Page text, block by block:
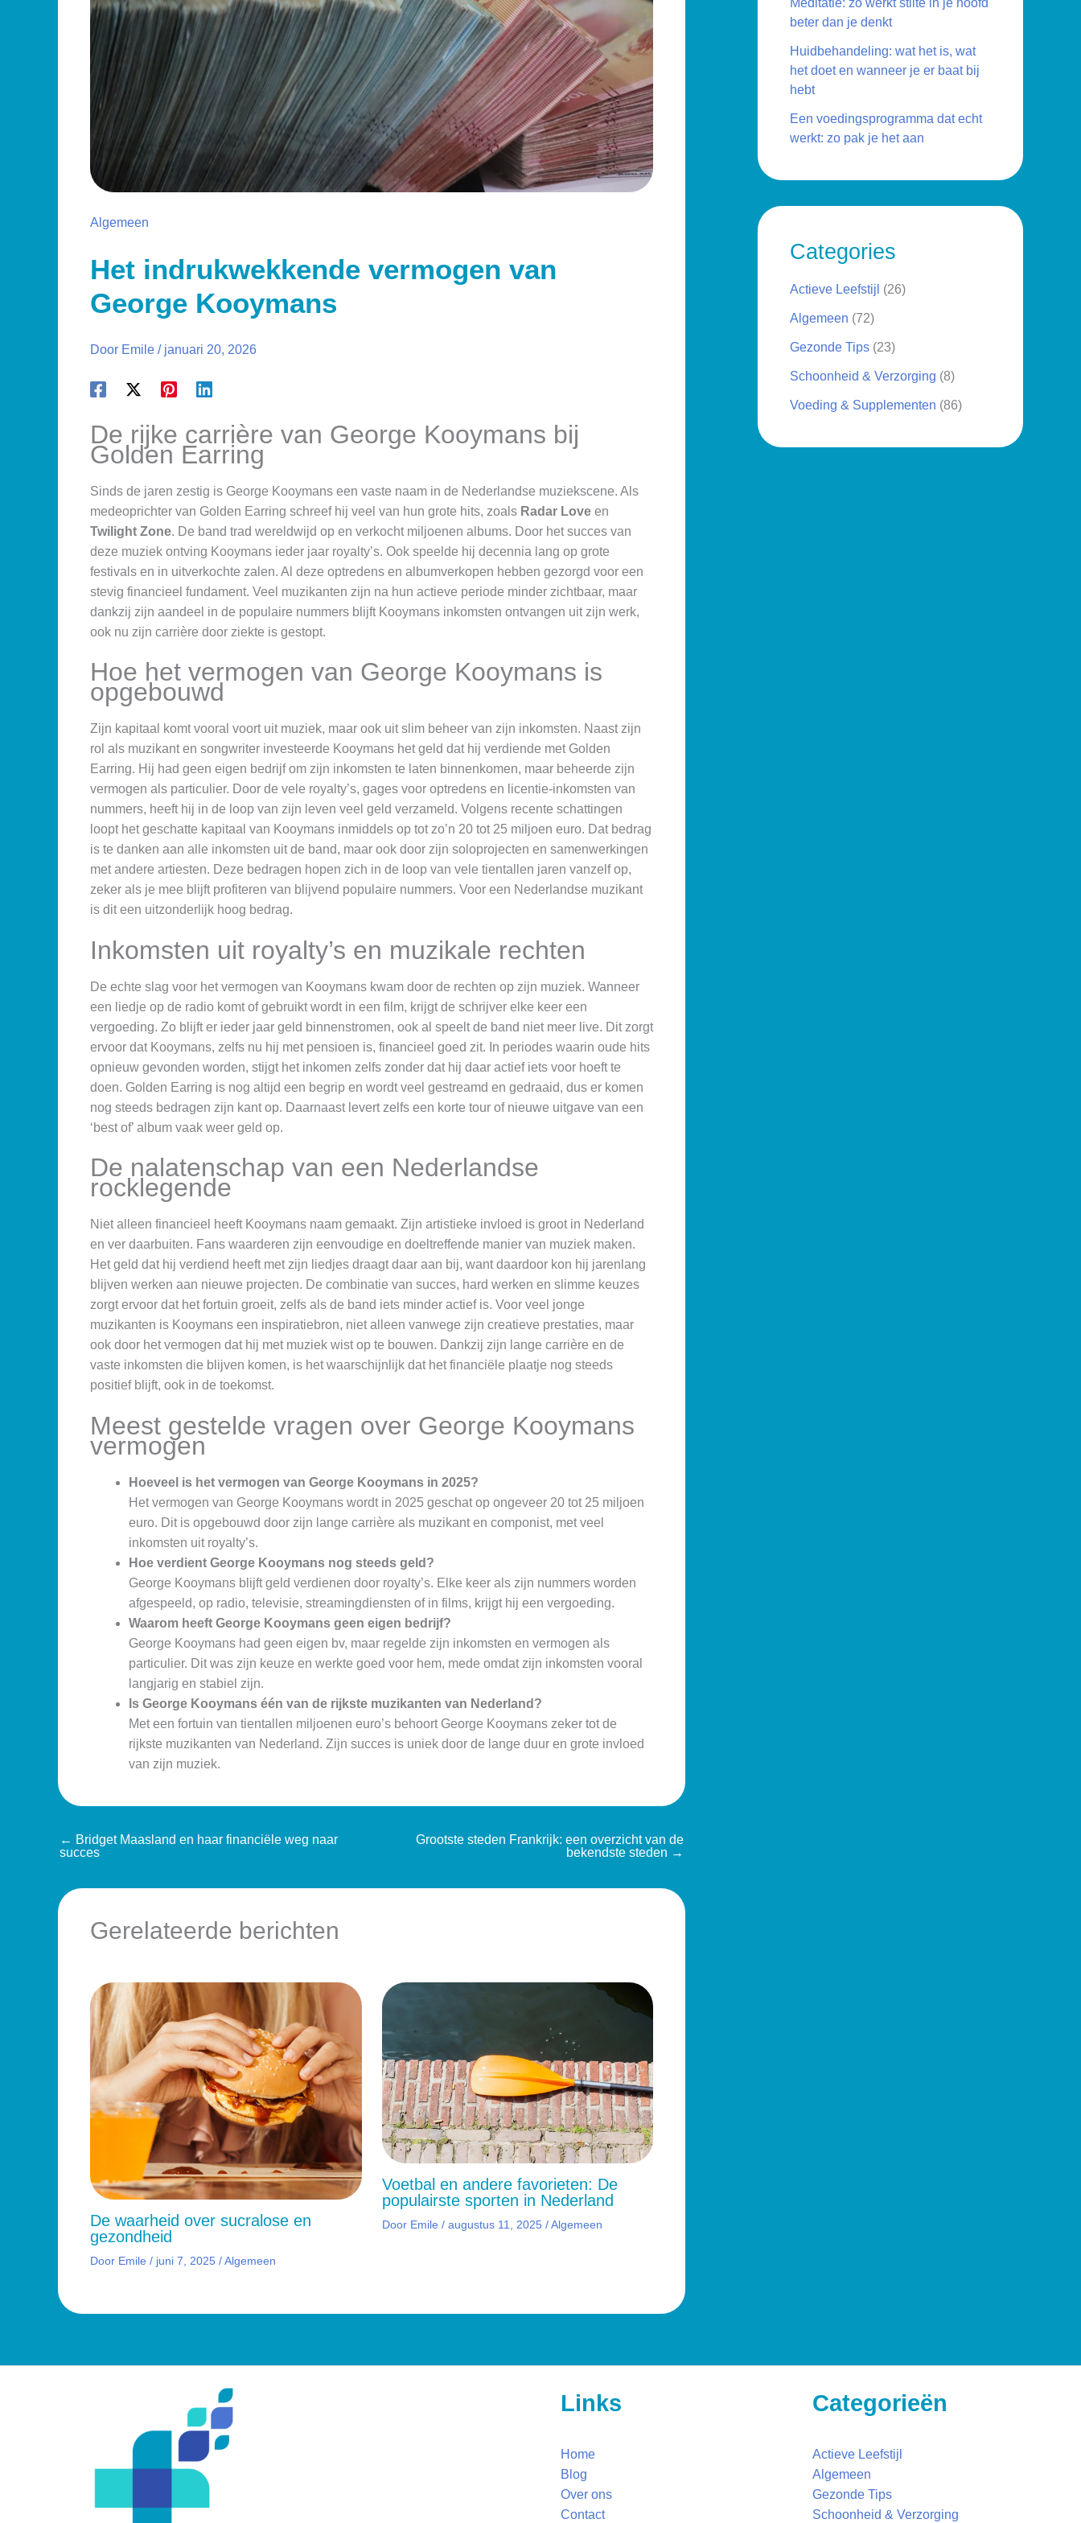
Algemeen
Het indrukwekkende vermogen van
George Kooymans
Door Emile / januari 20, 2026
De rijke carrière van George Kooymans bij
Golden Earring
Sinds de jaren zestig is George Kooymans een vaste naam in de Nederlandse muziekscene. Als
medeoprichter van Golden Earring schreef hij veel van hun grote hits, zoals Radar Love en
Twilight Zone. De band trad wereldwijd op en verkocht miljoenen albums. Door het succes van
deze muziek ontving Kooymans ieder jaar royalty’s. Ook speelde hij decennia lang op grote
festivals en in uitverkochte zalen. Al deze optredens en albumverkopen hebben gezorgd voor een
stevig financieel fundament. Veel muzikanten zijn na hun actieve periode minder zichtbaar, maar
dankzij zijn aandeel in de populaire nummers blijft Kooymans inkomsten ontvangen uit zijn werk,
ook nu zijn carrière door ziekte is gestopt.
Hoe het vermogen van George Kooymans is
opgebouwd
Zijn kapitaal komt vooral voort uit muziek, maar ook uit slim beheer van zijn inkomsten. Naast zijn
rol als muzikant en songwriter investeerde Kooymans het geld dat hij verdiende met Golden
Earring. Hij had geen eigen bedrijf om zijn inkomsten te laten binnenkomen, maar beheerde zijn
vermogen als particulier. Door de vele royalty’s, gages voor optredens en licentie-inkomsten van
nummers, heeft hij in de loop van zijn leven veel geld verzameld. Volgens recente schattingen
loopt het geschatte kapitaal van Kooymans inmiddels op tot zo’n 20 tot 25 miljoen euro. Dat bedrag
is te danken aan alle inkomsten uit de band, maar ook door zijn soloprojecten en samenwerkingen
met andere artiesten. Deze bedragen hopen zich in de loop van vele tientallen jaren vanzelf op,
zeker als je mee blijft profiteren van blijvend populaire nummers. Voor een Nederlandse muzikant
is dit een uitzonderlijk hoog bedrag.
Inkomsten uit royalty’s en muzikale rechten
De echte slag voor het vermogen van Kooymans kwam door de rechten op zijn muziek. Wanneer
een liedje op de radio komt of gebruikt wordt in een film, krijgt de schrijver elke keer een
vergoeding. Zo blijft er ieder jaar geld binnenstromen, ook al speelt de band niet meer live. Dit zorgt
ervoor dat Kooymans, zelfs nu hij met pensioen is, financieel goed zit. In periodes waarin oude hits
opnieuw gevonden worden, stijgt het inkomen zelfs zonder dat hij daar actief iets voor hoeft te
doen. Golden Earring is nog altijd een begrip en wordt veel gestreamd en gedraaid, dus er komen
nog steeds bedragen zijn kant op. Daarnaast levert zelfs een korte tour of nieuwe uitgave van een
‘best of’ album vaak weer geld op.
De nalatenschap van een Nederlandse
rocklegende
Niet alleen financieel heeft Kooymans naam gemaakt. Zijn artistieke invloed is groot in Nederland
en ver daarbuiten. Fans waarderen zijn eenvoudige en doeltreffende manier van muziek maken.
Het geld dat hij verdiend heeft met zijn liedjes draagt daar aan bij, want daardoor kon hij jarenlang
blijven werken aan nieuwe projecten. De combinatie van succes, hard werken en slimme keuzes
zorgt ervoor dat het fortuin groeit, zelfs als de band iets minder actief is. Voor veel jonge
muzikanten is Kooymans een inspiratiebron, niet alleen vanwege zijn creatieve prestaties, maar
ook door het vermogen dat hij met muziek wist op te bouwen. Dankzij zijn lange carrière en de
vaste inkomsten die blijven komen, is het waarschijnlijk dat het financiële plaatje nog steeds
positief blijft, ook in de toekomst.
Meest gestelde vragen over George Kooymans
vermogen
Hoeveel is het vermogen van George Kooymans in 2025?
Het vermogen van George Kooymans wordt in 2025 geschat op ongeveer 20 tot 25 miljoen
euro. Dit is opgebouwd door zijn lange carrière als muzikant en componist, met veel
inkomsten uit royalty’s.
Hoe verdient George Kooymans nog steeds geld?
George Kooymans blijft geld verdienen door royalty’s. Elke keer als zijn nummers worden
afgespeeld, op radio, televisie, streamingdiensten of in films, krijgt hij een vergoeding.
Waarom heeft George Kooymans geen eigen bedrijf?
George Kooymans had geen eigen bv, maar regelde zijn inkomsten en vermogen als
particulier. Dit was zijn keuze en werkte goed voor hem, mede omdat zijn inkomsten vooral
langjarig en stabiel zijn.
Is George Kooymans één van de rijkste muzikanten van Nederland?
Met een fortuin van tientallen miljoenen euro’s behoort George Kooymans zeker tot de
rijkste muzikanten van Nederland. Zijn succes is uniek door de lange duur en grote invloed
van zijn muziek.
← Bridget Maasland en haar financiële weg naar
succes
Grootste steden Frankrijk: een overzicht van de
bekendste steden →
Gerelateerde berichten
De waarheid over sucralose en
gezondheid
Door Emile / juni 7, 2025 /Algemeen
Voetbal en andere favorieten: De
populairste sporten in Nederland
Door Emile / augustus 11, 2025 /Algemeen
Meditatie: zo werkt stilte in je hoofd
beter dan je denkt
Huidbehandeling: wat het is, wat
het doet en wanneer je er baat bij
hebt
Een voedingsprogramma dat echt
werkt: zo pak je het aan
Categories
Actieve Leefstijl (26)
Algemeen (72)
Gezonde Tips (23)
Schoonheid & Verzorging (8)
Voeding & Supplementen (86)
Links
Home
Blog
Over ons
Contact
Categorieën
Actieve Leefstijl
Algemeen
Gezonde Tips
Schoonheid & Verzorging